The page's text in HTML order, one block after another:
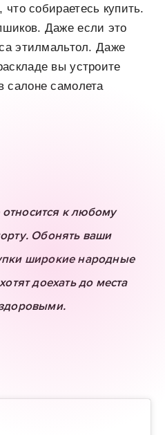
собираетесь купить.
Даже если это
этилмальтол. Даже
вы устроите
самолета
относится к любому
Обонять ваши
широкие народные
доехать до места